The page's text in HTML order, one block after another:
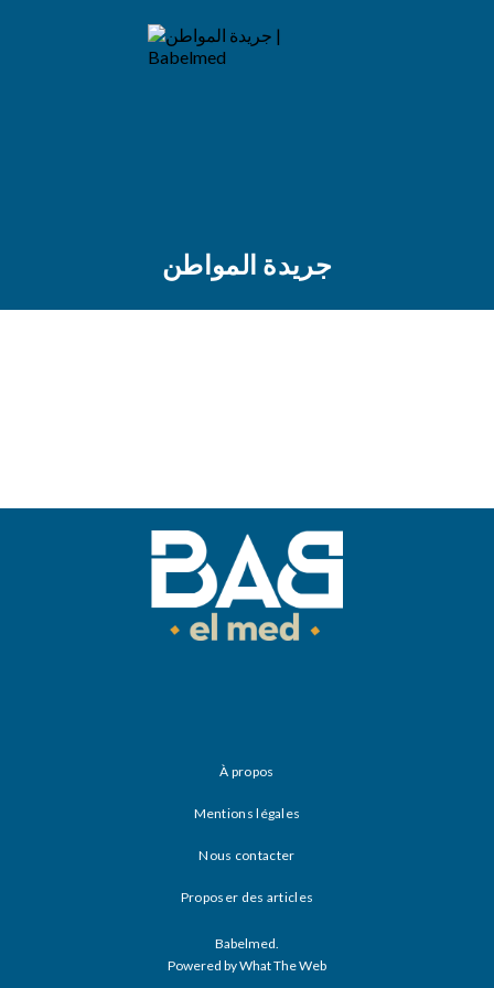
جريدة المواطن
À propos
Mentions légales
Nous contacter
Proposer des articles
Babelmed.
Powered by What The Web